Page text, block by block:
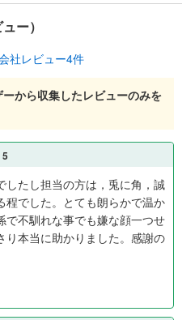
ー）
社レビュー4件
から収集したレビューのみを
5
したし担当の方は，兎に角，誠
程でした。とても朗らかで温か
で不馴れな事でも嫌な顔一つせ
り本当に助かりました。感謝の